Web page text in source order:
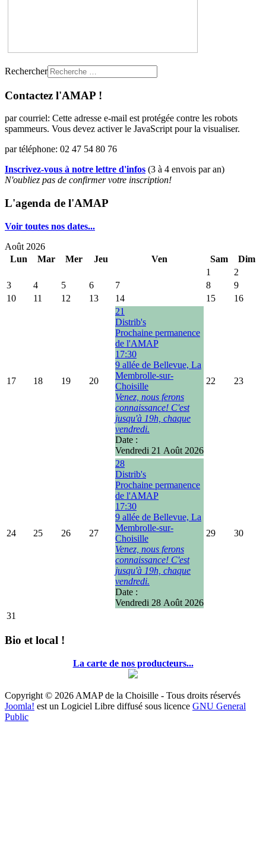
Rechercher
Contactez l'AMAP !
par courriel: Cette adresse e-mail est protégée contre les robots
spammeurs. Vous devez activer le JavaScript pour la visualiser.
par téléphone: 02 47 54 80 76
Inscrivez-vous à notre lettre d'infos (3 à 4 envois par an)
N'oubliez pas de confirmer votre inscription!
L'agenda de l'AMAP
Voir toutes nos dates...
Août 2026
Lun
Mar Mer Jeu Ven Sam
Dim
1
2
3
4 5 6 7 8
9
10
11 12 13 14 15 16
17 18 19 20
21
Distrib's
Prochaine permanence
de l'AMAP
17:30
9 allée de Bellevue, La
Membrolle-sur-
Choisille
Venez, nous ferons
connaissance! C'est
jusqu'à 19h, chaque
vendredi.
Date :
Vendredi 21 Août 2026
22 23
24 25 26 27
28
Distrib's
Prochaine permanence
de l'AMAP
17:30
9 allée de Bellevue, La
Membrolle-sur-
Choisille
Venez, nous ferons
connaissance! C'est
jusqu'à 19h, chaque
vendredi.
Date :
Vendredi 28 Août 2026
29 30
31
Bio et local !
La carte de nos producteurs...
Copyright © 2026 AMAP de la Choisille - Tous droits réservés
Joomla! est un Logiciel Libre diffusé sous licence GNU General
Public